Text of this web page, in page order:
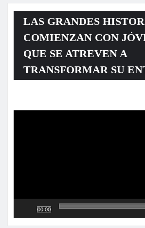
LAS GRANDES
COMIENZAN CON
QUE SE ATREVEN A
TRANSFORMAR SU
00:00